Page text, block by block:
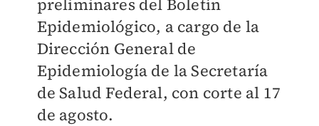
preliminares del Boletín
Epidemiológico, a cargo de la
Dirección General de
Epidemiología de la Secretaría
de Salud Federal, con corte al 17
de agosto.